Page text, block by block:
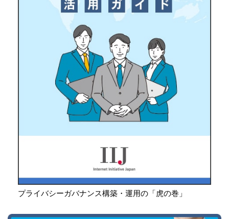
プライバシーガバナンス構築・運用の「虎の巻」